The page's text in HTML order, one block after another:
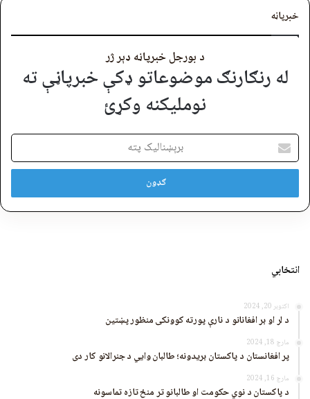
خبرپاڼه
د بورجل خبرپاڼه ډېر ژر
له رنګارنګ موضوعاتو ډکې خبرپاڼې ته
نوملیکنه وکړئ
برېښنالیک
پته
انتخابي
اکتوبر 20, 2024
د لر او بر افغانانو د نارې پورته کوونکی منظور پښتین
مارچ 18, 2024
پر افغانستان د پاکستان بریدونه؛ طالبان وايي د جنرالانو کار دی
مارچ 16, 2024
د پاکستان د نوي حکومت او طالبانو تر منځ تازه تماسونه